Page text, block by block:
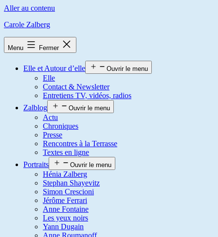
Aller au contenu
Carole Zalberg
Menu Fermer
Elle et Autour d’elle Ouvrir le menu
Elle
Contact & Newsletter
Entretiens TV, vidéos, radios
Zalblog
Ouvrir le menu
Actu
Chroniques
Presse
Rencontres à la Terrasse
Textes en ligne
Portraits
Ouvrir le menu
Hénia Zalberg
Stephan Shayevitz
Simon Crescioni
Jérôme Ferrari
Anne Fontaine
Les yeux noirs
Yann Dugain
Anne Roumanoff